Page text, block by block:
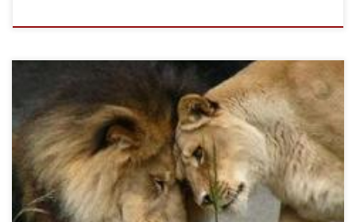
Como el sol radiante de mayo Tu fuego mi ser va quemando
Como la luz que va iluminando Mi corazón por ti suspirando Como
el color del cielo cautivando Tus ojos azules mirando Como la
melodía al alma llegando Tu voz a mi ser va cantando Como el
león a […]